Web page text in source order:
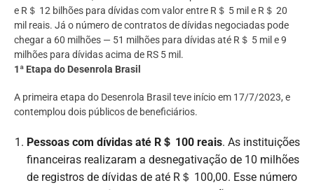
e R＄ 12 bilhões para dívidas com valor entre R＄ 5 mil e R＄ 20
mil reais. Já o número de contratos de dívidas negociadas pode
chegar a 60 milhões — 51 milhões para dívidas até R＄ 5 mil e 9
milhões para dívidas acima de RS 5 mil.
1ª Etapa do Desenrola Brasil
A primeira etapa do Desenrola Brasil teve início em 17/7/2023, e
contemplou dois públicos de beneficiários.
Pessoas com dívidas até R＄ 100 reais. As instituições
financeiras realizaram a desnegativação de 10 milhões
de registros de dívidas de até R＄ 100,00. Esse número